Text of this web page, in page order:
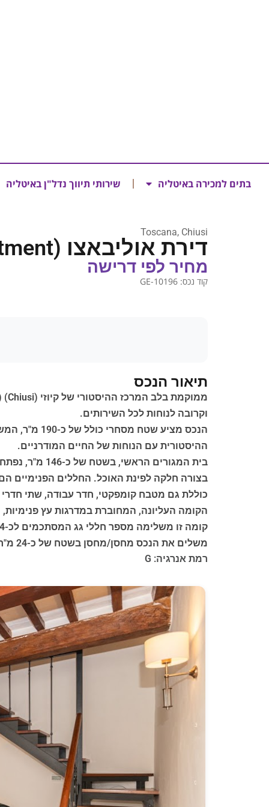
בתים למכירה באיטליה שירותי תיווך נדל"ן באיטליה
Toscana, Chiusi
דירת אוליבאצו (Olivazzo Apartment)
מחיר לפי דרישה
קוד נכס: GE-10196
תיאור הנכס
וקרובה לנוחות לכל השירותים.
הנכס מציע
ההיסטורית עם הנוחות של החיים המודרניים.
בית
בצורה חלקה לפינת האוכל. החללים הפנימיים הם
כוללת גם מטבח קומפקטי, חדר עבודה, שתי
קומה זו משלימה מספר חללי גג המסתכמים לכ-24 מ"ר, מושלמים לשימוש נלווה ואחסון. הנכס מצויד במיזוג אוויר.
משלים את הנכס מחסן/מחסן בשטח של כ-24 מ"ר, הממוקם בצורה אסטרטגית לצד כניסת הבניין: תכונה נדירה ויקרה במיוחד במרכז עיר היסטורי.
רמת אנרגיה: G